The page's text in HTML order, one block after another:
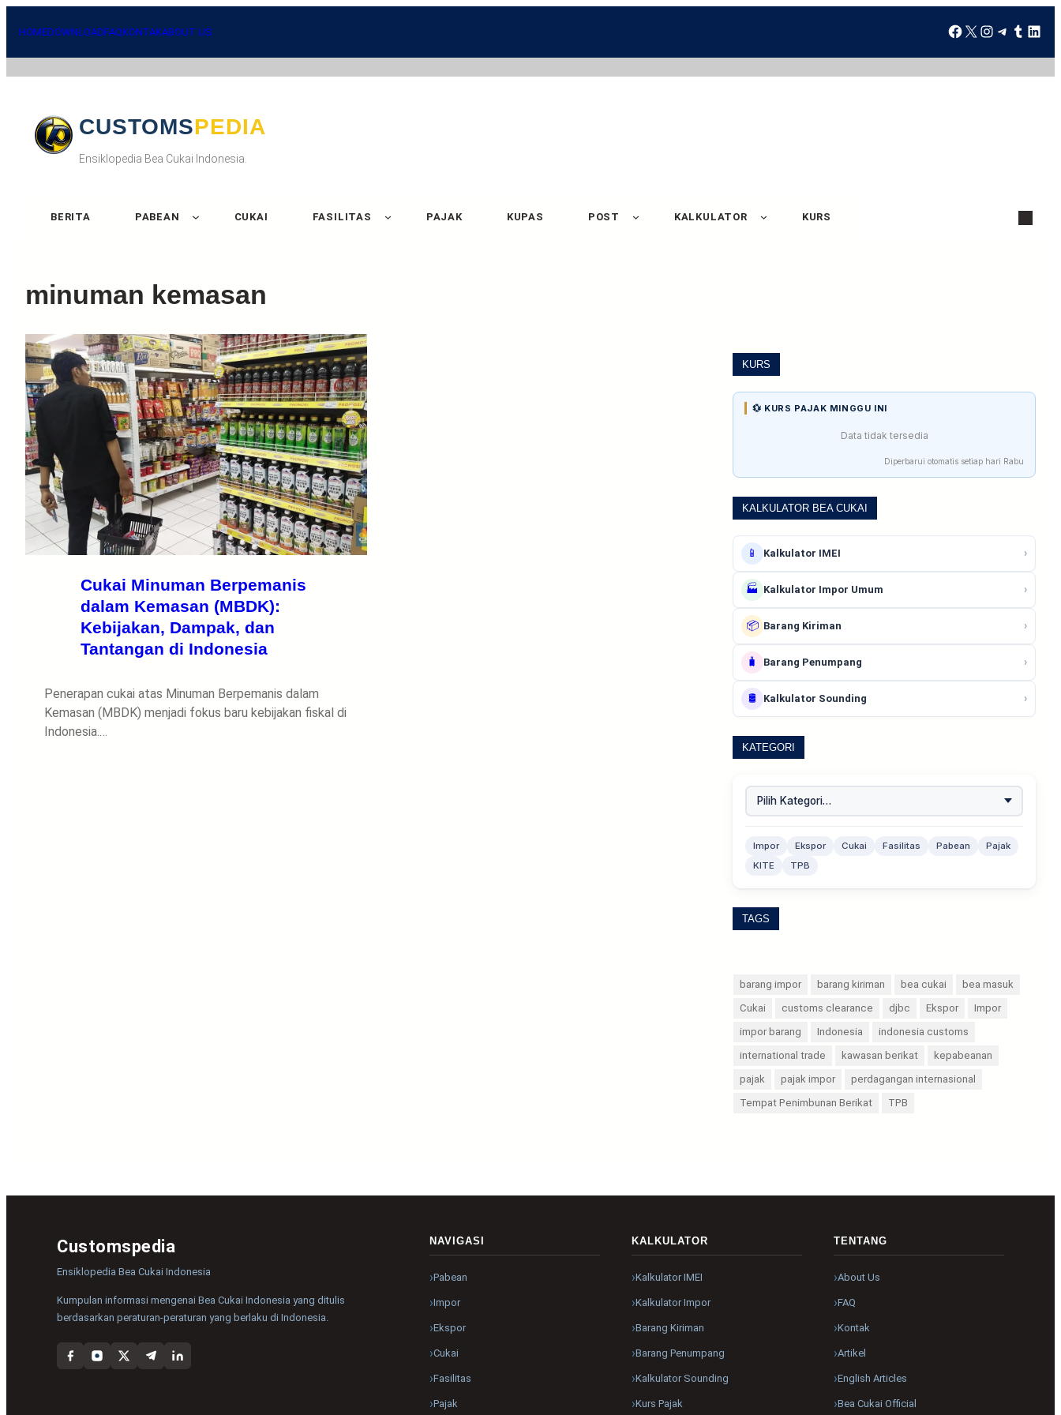
HOMEDOWNLOADFAQKONTAKABOUT US
CUSTOMSPEDIA
Ensiklopedia Bea Cukai Indonesia.
BERITA PABEAN CUKAI FASILITAS PAJAK KUPAS POST KALKULATOR KURS
minuman kemasan
Cukai Minuman Berpemanis
dalam Kemasan (MBDK):
Kebijakan, Dampak, dan
Tantangan di Indonesia
Penerapan cukai atas Minuman Berpemanis dalam
Kemasan (MBDK) menjadi fokus baru kebijakan fiskal di
Indonesia.…
KURS
💱 KURS PAJAK MINGGU INI
Data tidak tersedia
Diperbarui otomatis setiap hari Rabu
KALKULATOR BEA CUKAI
📱 Kalkulator IMEI ›
🏭 Kalkulator Impor Umum ›
📦 Barang Kiriman ›
🧳 Barang Penumpang ›
🛢️ Kalkulator Sounding ›
KATEGORI
Impor Ekspor Cukai Fasilitas Pabean
Pajak
KITE
TPB
TAGS
barang impor barang kiriman bea cukai
bea masuk
Cukai
customs clearance djbc Ekspor
Impor
impor barang
Indonesia
indonesia customs
international trade
kawasan berikat
kepabeanan
pajak
pajak impor
perdagangan internasional
Tempat Penimbunan Berikat
TPB
Customspedia
Ensiklopedia Bea Cukai Indonesia
Kumpulan informasi mengenai Bea Cukai Indonesia yang ditulis
berdasarkan peraturan-peraturan yang berlaku di Indonesia.
NAVIGASI
Pabean
Impor
Ekspor
Cukai
Fasilitas
Pajak
KALKULATOR
Kalkulator IMEI
Kalkulator Impor
Barang Kiriman
Barang Penumpang
Kalkulator Sounding
Kurs Pajak
TENTANG
About Us
FAQ
Kontak
Artikel
English Articles
Bea Cukai Official